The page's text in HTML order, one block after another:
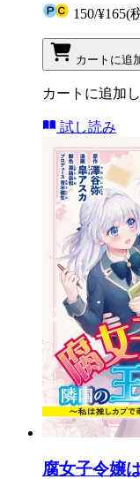
150/¥165(
カートに追
カートに追加
試し読み
腐女子令嬢